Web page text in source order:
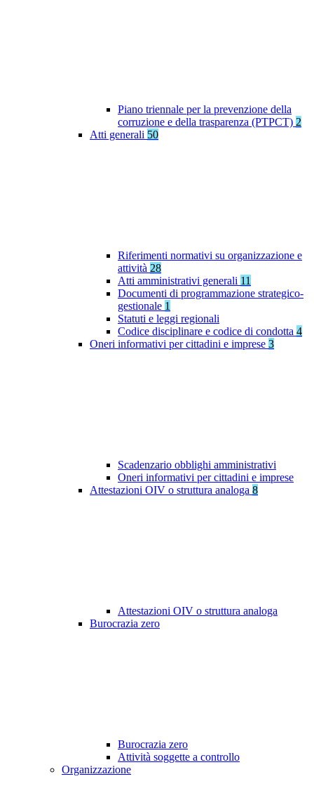
Piano triennale per la prevenzione della
corruzione e della trasparenza (PTPCT) 2
Atti generali 50
Riferimenti normativi su organizzazione e
attività 28
Atti amministrativi generali 11
Documenti di programmazione strategico-
gestionale 1
Statuti e leggi regionali
Codice disciplinare e codice di condotta 4
Oneri informativi per cittadini e imprese 3
Scadenzario obblighi amministrativi
Oneri informativi per cittadini e imprese
Attestazioni OIV o struttura analoga 8
Attestazioni OIV o struttura analoga
Burocrazia zero
Burocrazia zero
Attività soggette a controllo
Organizzazione